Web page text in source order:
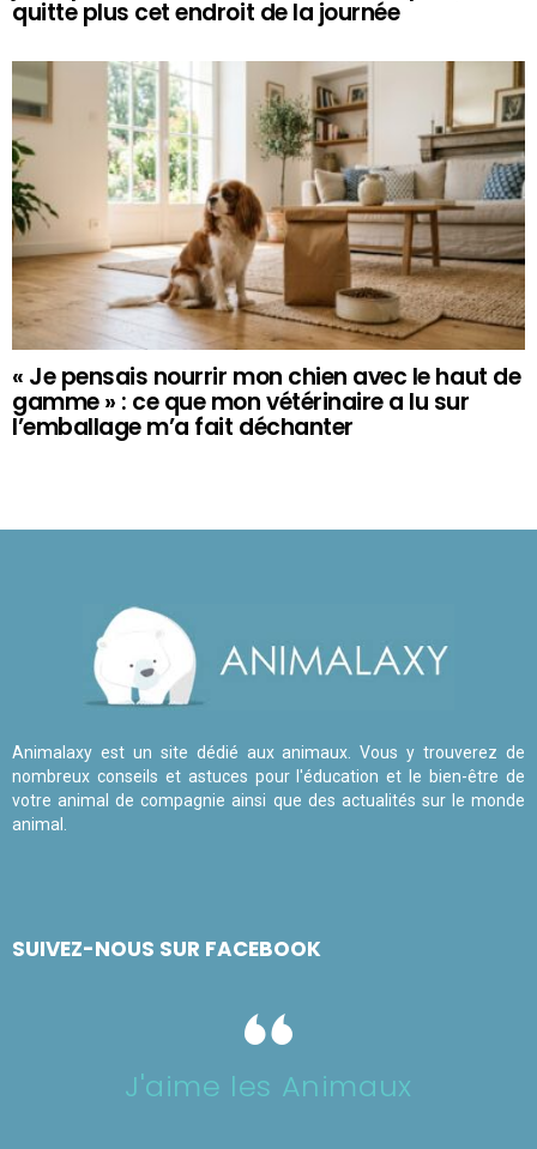
quitte plus cet endroit de la journée
« Je pensais nourrir mon chien avec le haut de
gamme » : ce que mon vétérinaire a lu sur
l’emballage m’a fait déchanter
Animalaxy est un site dédié aux animaux. Vous y trouverez de
nombreux conseils et astuces pour l'éducation et le bien-être de
votre animal de compagnie ainsi que des actualités sur le monde
animal.
SUIVEZ-NOUS SUR FACEBOOK
J'aime les Animaux